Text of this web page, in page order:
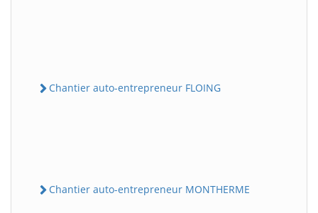
Chantier auto-entrepreneur FLOING
Chantier auto-entrepreneur MONTHERME